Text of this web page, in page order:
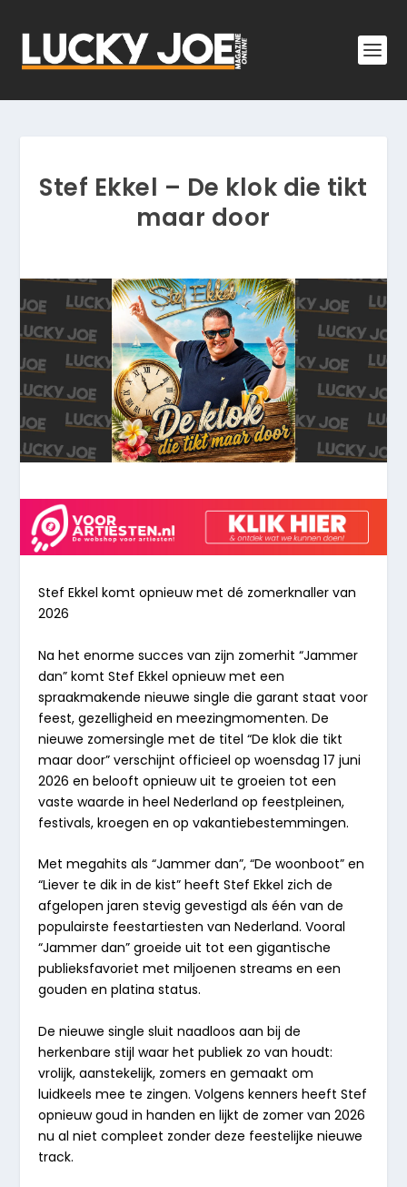
Stef Ekkel – De klok die tikt
maar door
Stef Ekkel komt opnieuw met dé zomerknaller van
2026
Na het enorme succes van zijn zomerhit“Jammer
dan” komt Stef Ekkel opnieuw met een
spraakmakende nieuwe single die garant staat voor
feest, gezelligheid en meezingmomenten. De
nieuwe zomersingle met de titel “De klok die tikt
maar door” verschijnt officieel opwoensdag 17 juni
2026 en belooft opnieuw uit te groeien tot een
vaste waarde in heel Nederland op feestpleinen,
festivals, kroegen en op vakantiebestemmingen.
Met megahits als “Jammer dan”, “De woonboot” en
“Liever te dik in de kist” heeft Stef Ekkel zich de
afgelopen jaren stevig gevestigd als één van de
populairste feestartiesten van Nederland. Vooral
“Jammer dan” groeide uit tot een gigantische
publieksfavoriet met miljoenen streams en een
gouden en platina status.
De nieuwe single sluit naadloos aan bij de
herkenbare stijl waar het publiek zo van houdt:
vrolijk, aanstekelijk, zomers en gemaakt om
luidkeels mee te zingen. Volgens kenners heeft Stef
opnieuw goud in handen en lijkt de zomer van 2026
nu al niet compleet zonder deze feestelijke nieuwe
track.